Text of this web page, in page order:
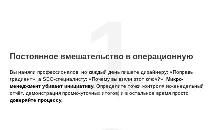
Постоянное вмешательство в операционную
Вы наняли профессионалов, но каждый день пишете дизайнеру: «Поправь
градиент», а SEO-специалисту: «Почему вы взяли этот ключ?». Микро-
менеджмент убивает инициативу. Определите точки контроля (еженедельный
отчёт, демонстрация промежуточных итогов) и в остальное время просто
доверяйте процессу.
1